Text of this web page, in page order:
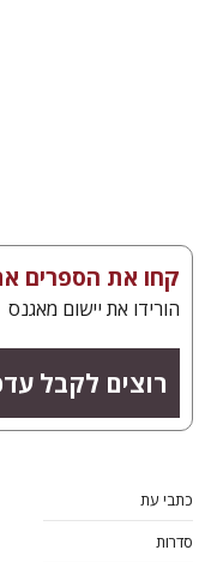
קחו את הספרים
הורידו את יישום מאגנס
רוצים לקבל
כתבי עת
סדרות